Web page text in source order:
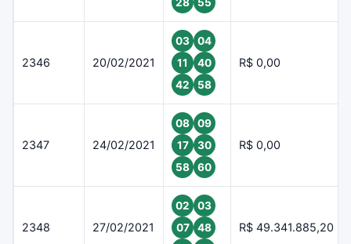
2346 20/02/2021
03
04
11
40
42
58
R$ 0,00
2347 24/02/2021
08
09
17
30
58
60
R$ 0,00
2348 27/02/2021
02
03
07
48
R$ 49.341.885,20